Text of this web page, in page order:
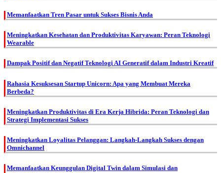
Memanfaatkan Tren Pasar untuk Sukses Bisnis Anda
Meningkatkan Kesehatan dan Produktivitas Karyawan: Peran Teknologi
Wearable
Dampak Positif dan Negatif Teknologi AI Generatif dalam Industri Kreatif
Rahasia Kesuksesan Startup Unicorn: Apa yang Membuat Mereka
Berbeda?
Meningkatkan Produktivitas di Era Kerja Hibrida: Peran Teknologi dan
Strategi Implementasi Sukses
Meningkatkan Loyalitas Pelanggan: Langkah-Langkah Sukses dengan
Omnichannel
Memanfaatkan Keunggulan Digital Twin dalam Simulasi dan